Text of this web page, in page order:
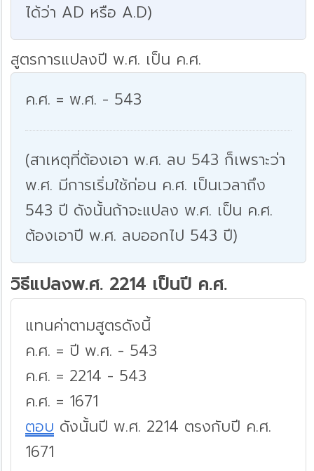
ได้ว่า AD หรือ A.D)
สูตรการแปลงปี พ.ศ. เป็น ค.ศ.
ค.ศ. = พ.ศ. - 543
(สาเหตุที่ต้องเอา พ.ศ. ลบ 543 ก็เพราะว่า
พ.ศ. มีการเริ่มใช้ก่อน ค.ศ. เป็นเวลาถึง
543 ปี ดังนั้นถ้าจะแปลง พ.ศ. เป็น ค.ศ.
ต้องเอาปี พ.ศ. ลบออกไป 543 ปี)
วิธีแปลงพ.ศ. 2214 เป็นปี ค.ศ.
แทนค่าตามสูตรดังนี้
ค.ศ. = ปี พ.ศ. - 543
ค.ศ. = 2214 - 543
ค.ศ. = 1671
ตอบ ดังนั้นปี พ.ศ. 2214 ตรงกับปี ค.ศ.
1671